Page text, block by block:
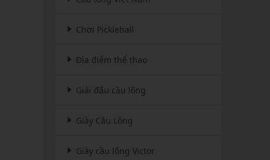
Chơi Pickleball
Địa điểm thể thao
Giải đấu cầu lông
Giày Cầu Lông
Giày cầu lông Victor